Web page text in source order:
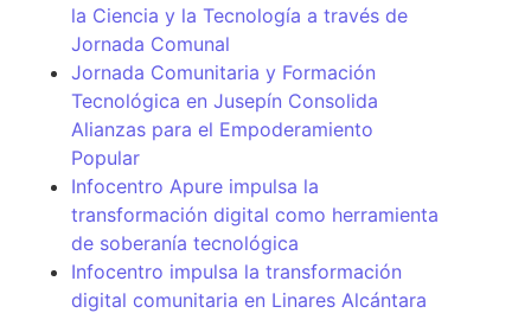
la Ciencia y la Tecnología a través de
Jornada Comunal
Jornada Comunitaria y Formación
Tecnológica en Jusepín Consolida
Alianzas para el Empoderamiento
Popular
Infocentro Apure impulsa la
transformación digital como herramienta
de soberanía tecnológica
Infocentro impulsa la transformación
digital comunitaria en Linares Alcántara